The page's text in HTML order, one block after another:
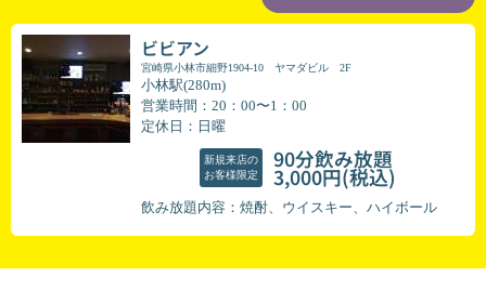
ビビアン
宮崎県小林市細野1904-10 ヤマダビル 2F
小林駅(280m)
営業時間：20：00〜1：00
定休日：日曜
新規来店の
お客様限定
90分飲み放題
3,000円(税込)
飲み放題内容：焼酎、ウイスキー、ハイボール